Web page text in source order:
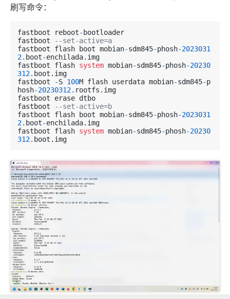
刷写命令：
fastboot reboot-bootloader
fastboot
--set-active=a
fastboot flash boot mobian-sdm845-phosh-2023031
2. boot-enchilada.img
fastboot flash system mobian-sdm845-phosh-20230
312. boot.img
fastboot
-S 100M flash userdata mobian-sdm845-p
hosh-20230312. rootfs.img
fastboot erase dtbo
fastboot
--set-active=b
fastboot flash boot mobian-sdm845-phosh-2023031
2. boot-enchilada.img
fastboot flash system mobian-sdm845-phosh-20230
312. boot.img